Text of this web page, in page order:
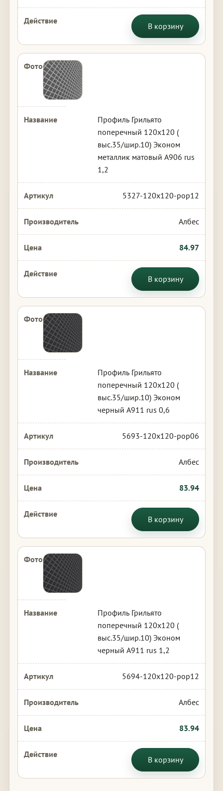
В корзину
Профиль Грильято
поперечный 120х120 (
выс.35/шир.10) Эконом
металлик матовый А906 rus
1,2
5327-120x120-pop12
Албес
84.97
В корзину
Профиль Грильято
поперечный 120х120 (
выс.35/шир.10) Эконом
черный А911 rus 0,6
5693-120x120-pop06
Албес
83.94
В корзину
Профиль Грильято
поперечный 120х120 (
выс.35/шир.10) Эконом
черный А911 rus 1,2
5694-120x120-pop12
Албес
83.94
В корзину